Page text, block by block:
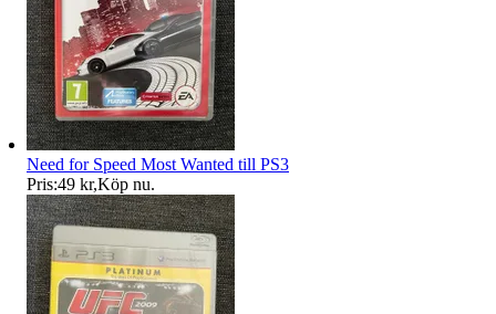
Need for Speed Most Wanted till PS3
Pris:49 kr,Köp nu.